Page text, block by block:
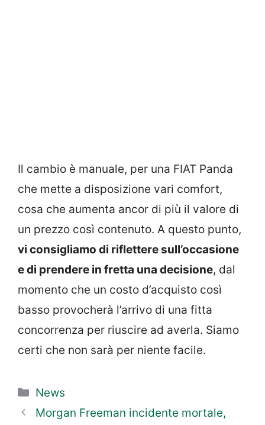
Il cambio è manuale, per una FIAT Panda
che mette a disposizione vari comfort,
cosa che aumenta ancor di più il valore di
un prezzo così contenuto. A questo punto,
vi consigliamo di riflettere sull’occasione
e di prendere in fretta una decisione, dal
momento che un costo d’acquisto così
basso provocherà l’arrivo di una fitta
concorrenza per riuscire ad averla. Siamo
certi che non sarà per niente facile.
Categorie
News
Morgan Freeman incidente mortale,